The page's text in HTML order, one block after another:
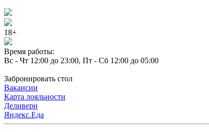
18+
Время работы:
Вс - Чт 12:00 до 23:00, Пт - Сб 12:00 до 05:00
Забронировать стол
Вакансии
Карта лояльности
Деливери
Яндекс.Еда